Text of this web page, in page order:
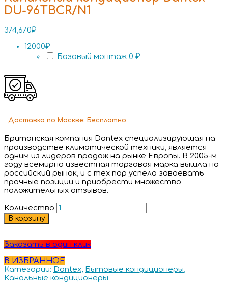
DU-96TBCR/N1
374,670₽
12000₽
Базовый монтаж 0 ₽
Доставка по Москве: Бесплатно
Британская компания Dantex специализирующая на
производстве климатической техники, является
одним из лидеров продаж на рынке Европы. В 2005-м
году всемирно известная торговая марка вышла на
российский рынок, и с тех пор успела завоевать
прочные позиции и приобрести множество
положительных отзывов.
Количество
В корзину
Заказать в один клик
В ИЗБРАННОЕ
Категории: Dantex, Бытовые кондиционеры,
Канальные кондиционеры